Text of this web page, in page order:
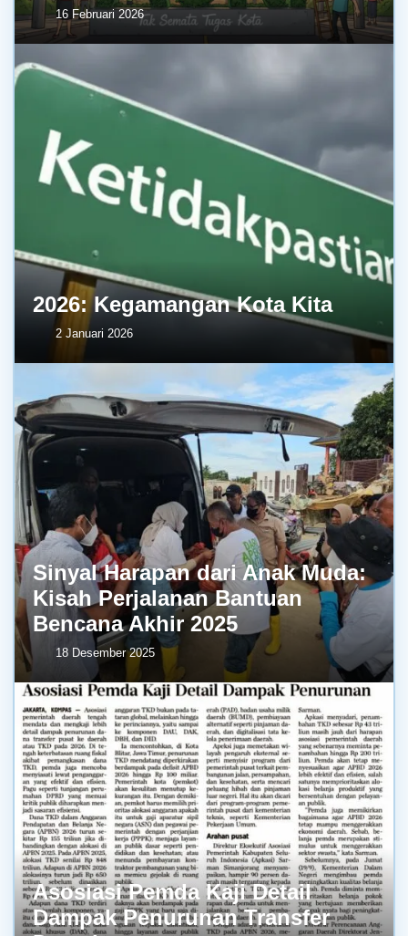
16 Februari 2026
2026: Kegamangan Kota Kita
2 Januari 2026
Sinyal Harapan dari Anak Muda:
Kisah Perjalanan Bantuan
Bencana Akhir 2025
18 Desember 2025
Asosiasi Pemda Kaji Detail
Dampak Penurunan Transfer